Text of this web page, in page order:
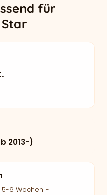
für
Star
2013-)
5-6 Wochen -